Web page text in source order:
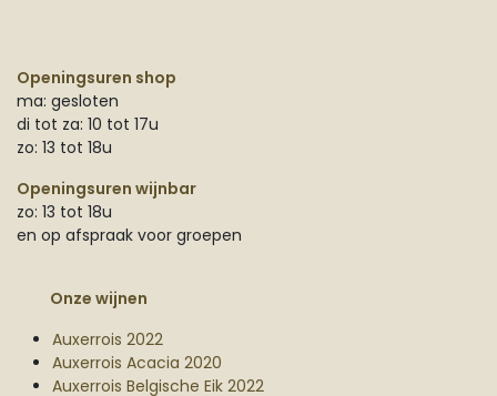
Openingsuren shop
ma: gesloten
di tot za: 10 tot 17u
zo: 13 tot 18u
Openingsuren wijnbar
zo: 13 tot 18u
en op afspraak voor groepen
Onze wijnen
Auxerrois 2022
Auxerrois Acacia 2020
Auxerrois Belgische Eik 2022